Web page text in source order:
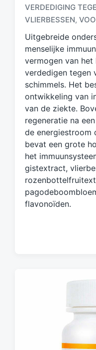
e
t
g
d
m
VERDEDIGING
VLIERBESSEN,
Uitgebreide
menselijke
vermogen van
verdedigen tegen
schimmels. Het
ontwikkeling van
van de ziekte.
regeneratie na
de energiestroom
bevat een grote
het
gistextract,
flavonoïden.